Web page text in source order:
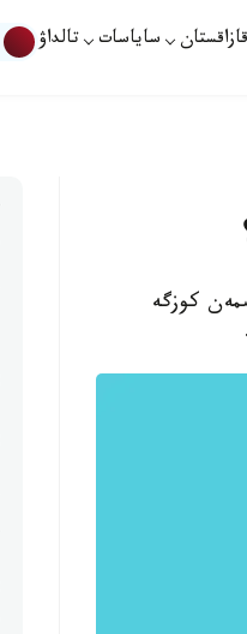
قازاقستان ساياسات تالداۋ
كوزگە